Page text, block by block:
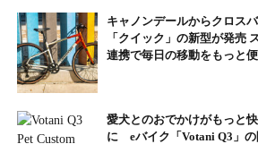
キャノンデールからクロス
「クイック」の新型が発売
連携で毎日の移動をもっと
愛犬とのおでかけがもっと
に eバイク「Votani Q3」の